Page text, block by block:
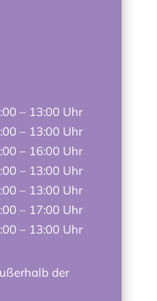
– 13:00 Uhr
– 13:00 Uhr
– 16:00 Uhr
– 13:00 Uhr
– 13:00 Uhr
– 17:00 Uhr
– 13:00 Uhr
der